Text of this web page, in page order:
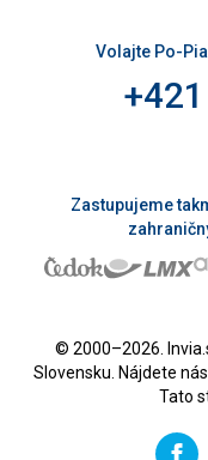
Volajte Po-
Zastupujeme
© 2000–2026.
Slovensku. Nájdete
Tato